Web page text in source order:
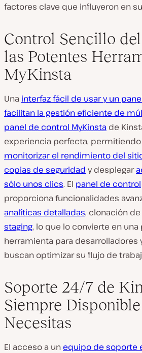
factores clave que influyeron en
Control Sencillo
las Potentes
MyKinsta
Una interfaz fácil de usar y un
facilitan la gestión eficiente de
panel de control MyKinsta de
experiencia perfecta, permitiendo
monitorizar el rendimiento del
copias de seguridad y desplegar
sólo unos clics. El panel de control
proporciona funcionalidades
analíticas detalladas, clonación
staging, lo que lo convierte en
herramienta para desarrolladores
buscan optimizar su flujo de
Soporte 24/7 de
Siempre
Necesitas
El acceso a un equipo de soporte